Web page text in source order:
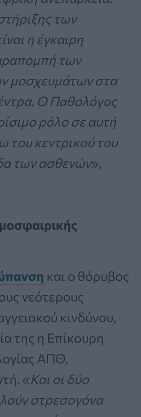
των
η έγκαιρη
των
μοσχευμάτων στα
Ο Παθολόγος
ρόλο σε αυτή
του κεντρικού του
των ασθενών»,
και ο θόρυβος
νεότερους
κινδύνου,
της η Επίκουρη
ΑΠΘ,
«Και οι δύο
στρεσογόνα